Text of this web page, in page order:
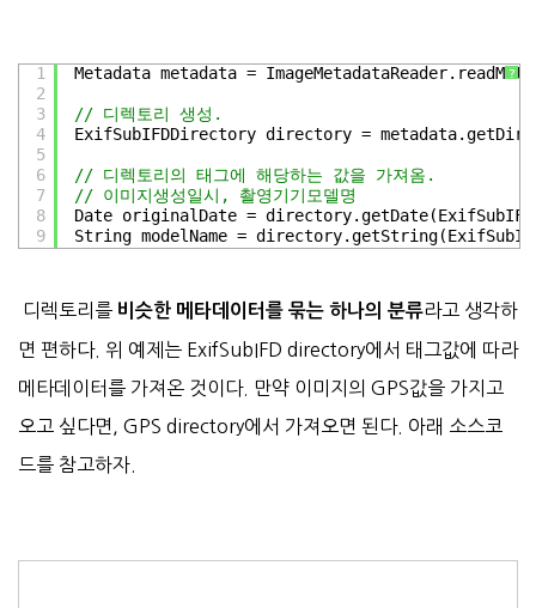
?
1
2
3
4
5
6
7
8
9
Metadata metadata =
// 디렉토리 생성.
ExifSubIFDDirectory directory =
// 디렉토리의 태그에 해당하는 값을 가져옴.
// 이미지생성일시, 촬영기기모델명
Date originalDate =
String modelName =
디렉토리를 비슷한 메타데이터를 묶는 하나의 분류라고 생각하
면 편하다. 위 예제는 ExifSubIFD directory에서 태그값에 따라
메타데이터를 가져온 것이다. 만약 이미지의 GPS값을 가지고
오고 싶다면, GPS directory에서 가져오면 된다. 아래 소스코
드를 참고하자.